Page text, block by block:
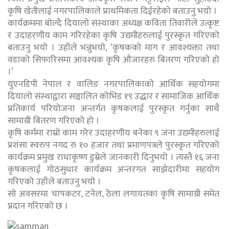
कृषि खेतीलाई नगरपालिकाले प्राथमिकता दिईरहेको बताउनु भयो ।
कार्यक्रममा बोल्दै दियालो संस्थाका अध्यक्ष कविता तिवारीले उत्कृष्ट
र उदाहरणीय काम गरिरहेका कृषि उद्यमीहरुलाई पुरस्कृत गरिएको
बताउनु भयो । उहाँले भन्नुभयो, ‘कृषकको माग र आवश्यक्ता तथा
वडाको सिफारिसमा आवश्यक कृषि औजारहरु बितरण गरिएको हो
।’
युएनडिपी नेपाल र वालिङ नगरपालिकाको आर्थिक सहयोगमा
दियालो संस्थाद्वारा सञ्चालित कोभिड १९ उद्धार र सामाजिक आर्थिक
प्रतिकार्य परियोजना अन्तर्गत कृषकलाई पुरस्कृत गर्नुका साथै
सामाग्री बितरण गरिएको हो ।
कृषि कर्ममा राम्रो काम गरेर उदाहरणीय बनेका ९ जना उद्यमीहरुलाई
प्रशंसा स्वरुप नगद रु १० हजार तथा प्रमाणपत्रले पुरस्कृत गरिएको
कार्यक्रम प्रमुख राधाकृष्ण डुम्रेले जानकारी दिनुभयो । त्यस्तै १६ जना
कृषकलाई गोठसुधार कार्यक्रम अन्तरगत साझेदारीमा सहयोग
गरिएको उहाँले बताउनु भयो ।
सो अवसरमा चापकटर, टनेल, ठेला लगायतका कृषि सामाग्री समेत
प्रदान गरिएको छ ।